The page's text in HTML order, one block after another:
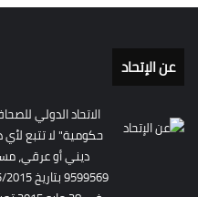
عن الإتحاد
الاتحاد الدولي
حكومية" لا تتبع
ديني أو عرقي،